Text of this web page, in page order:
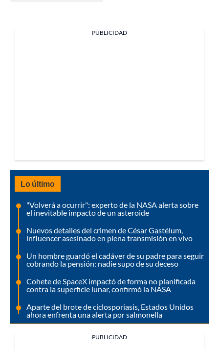
PUBLICIDAD
Lo último
"Volverá a ocurrir": experto de la NASA alerta sobre
el inevitable impacto de un asteroide
Nuevos detalles del crimen de César Gastélum,
influencer asesinado en plena transmisión en vivo
Un hombre guardó el cadáver de su padre para seguir
cobrando la pensión: nadie supo de su deceso
Cohete de SpaceX impactó de forma no planificada
contra la superficie lunar, confirmó la NASA
Aparte del brote de ciclosporiasis, Estados Unidos
ahora enfrenta una alerta por salmonella
PUBLICIDAD